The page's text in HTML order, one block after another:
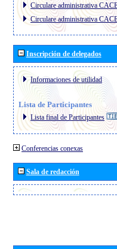
Circulare administrativa
Circulare administrativa
Inscripción de delegados
Informaciones de utilidad
Lista de Participantes
Lista final de Participantes
Conferencias conexas
Sala de redacción